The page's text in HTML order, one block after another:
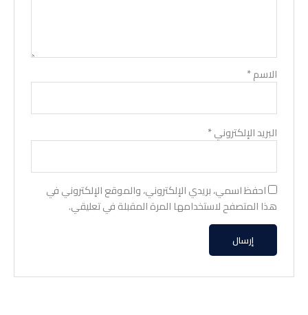
الاسم*
البريد الإلكتروني*
احفظ اسمي، بريدي الإلكتروني، والموقع الإلكتروني في
هذا المتصفح لاستخدامها المرة المقبلة في تعليقي.